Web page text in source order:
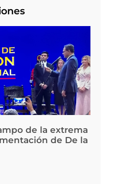
de la extrema
de De la